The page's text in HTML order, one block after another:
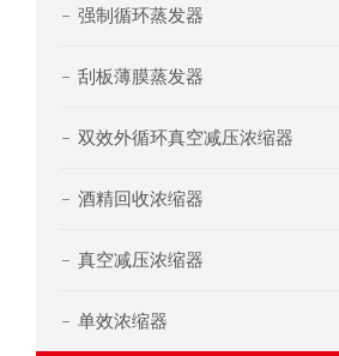
强制循环蒸发器
刮板薄膜蒸发器
双效外循环真空减压浓缩器
酒精回收浓缩器
真空减压浓缩器
单效浓缩器